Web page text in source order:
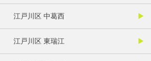
江戸川区 中葛西
江戸川区 東瑞江